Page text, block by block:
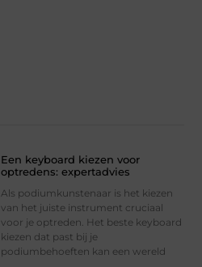
Een keyboard kiezen voor
optredens: expertadvies
Als podiumkunstenaar is het kiezen
van het juiste instrument cruciaal
voor je optreden. Het beste keyboard
kiezen dat past bij je
podiumbehoeften kan een wereld